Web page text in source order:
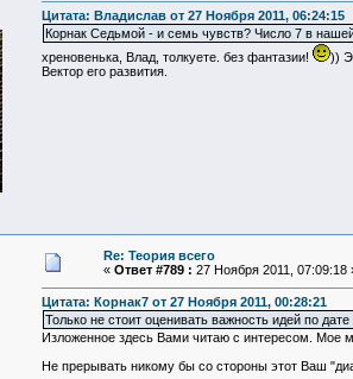
Цитата: Владислав от 27 Ноября 2011, 06:24:15
Корнак Седьмой - и семь чувств? Число 7 в
хреновенька, Влад, толкуете. без фантазии!
))
Вектор его развития.
Re: Теория всего
« Ответ #789 : 27 Ноября 2011, 07:09:18
Цитата: Корнак7 от 27 Ноября 2011, 00:28:21
Только не стоит оценивать важность идей по
Изложенное здесь Вами читаю с интересом. Мое
Не прерывать никому бы со стороны этот Ваш